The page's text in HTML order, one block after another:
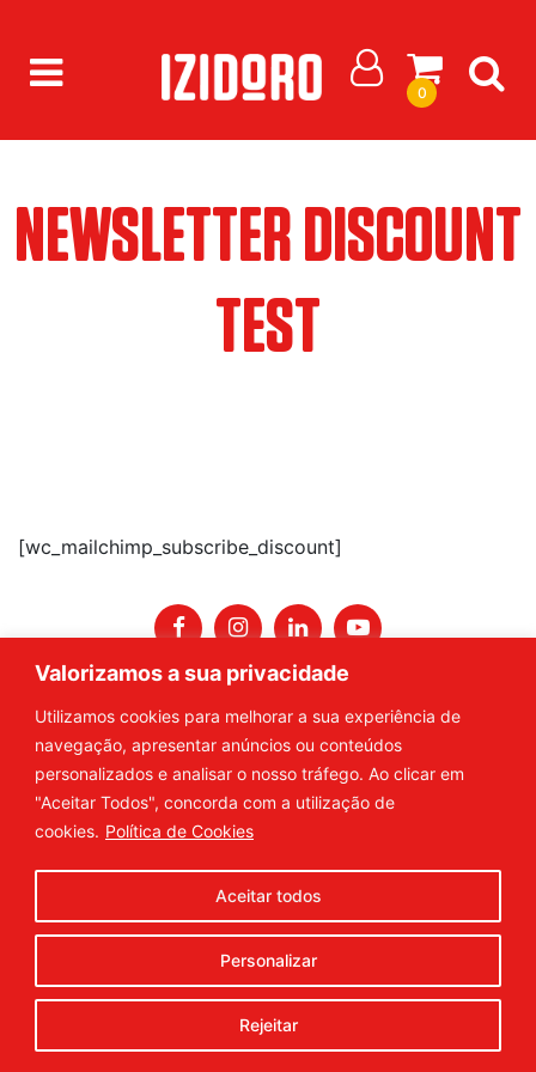
Valorizamos a sua privacidade
Utilizamos cookies para melhorar a sua experiência de
navegação, apresentar anúncios ou conteúdos
personalizados e analisar o nosso tráfego. Ao clicar em
"Aceitar Todos", concorda com a utilização de
cookies. Política de Cookies
Personalizar
Rejeitar
Aceitar todos
0
NEWSLETTER DISCOUNT
TEST
[wc_mailchimp_subscribe_discount]
Condições|Livro de Reclamações© 2026 digital
connection